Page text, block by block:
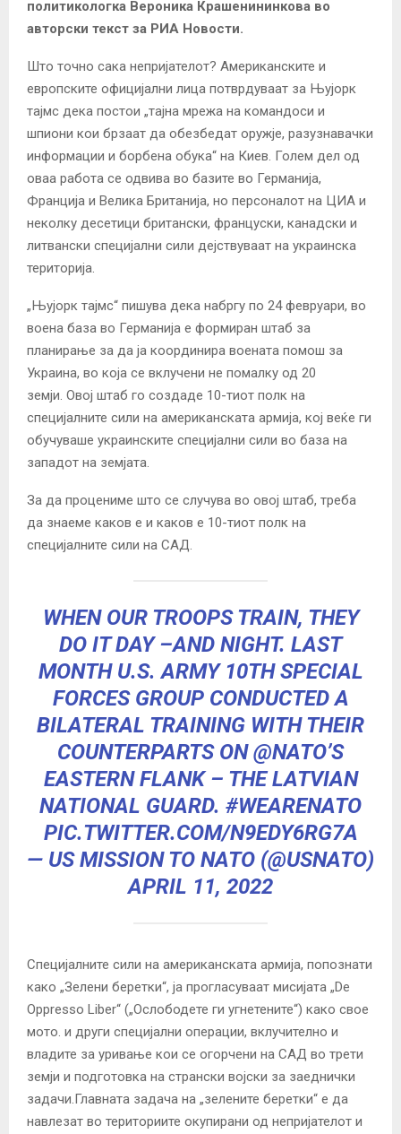
политикологка Вероника Крашенининкова во
авторски текст за РИА Новости.
Што точно сака непријателот? Американските и
европските официјални лица потврдуваат за Њујорк
тајмс дека постои „тајна мрежа на командоси и
шпиони кои брзаат да обезбедат оружје, разузнавачки
информации и борбена обука“ на Киев. Голем дел од
оваа работа се одвива во базите во Германија,
Франција и Велика Британија, но персоналот на ЦИА и
неколку десетици британски, француски, канадски и
литвански специјални сили дејствуваат на украинска
територија.
„Њујорк тајмс“ пишува дека набргу по 24 февруари, во
воена база во Германија е формиран штаб за
планирање за да ја координира воената помош за
Украина, во која се вклучени не помалку од 20
земји. Овој штаб го создаде 10-тиот полк на
специјалните сили на американската армија, кој веќе ги
обучуваше украинските специјални сили во база на
западот на земјата.
За да процениме што се случува во овој штаб, треба
да знаеме каков е и каков е 10-тиот полк на
специјалните сили на САД.
WHEN OUR TROOPS TRAIN, THEY
DO IT DAY –AND NIGHT. LAST
MONTH U.S. ARMY 10TH SPECIAL
FORCES GROUP CONDUCTED A
BILATERAL TRAINING WITH THEIR
COUNTERPARTS ON@NATO’S
EASTERN FLANK – THE LATVIAN
NATIONAL GUARD. #WEARENATO
PIC.TWITTER.COM/N9EDY6RG7A
— US MISSION TO NATO (@USNATO)
APRIL 11, 2022
Специјалните сили на американската армија, попознати
како „Зелени беретки“, ја прогласуваат мисијата „De
Oppresso Liber“ („Ослободете ги угнетените“) како свое
мото. и други специјални операции, вклучително и
владите за уривање кои се огорчени на САД во трети
земји и подготовка на странски војски за заеднички
задачи.Главната задача на „зелените беретки“ е да
навлезат во териториите окупирани од непријателот и